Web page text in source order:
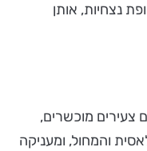
נצחיות, אותן
צעירים מוכשרים,
והמחול, ומעניקה